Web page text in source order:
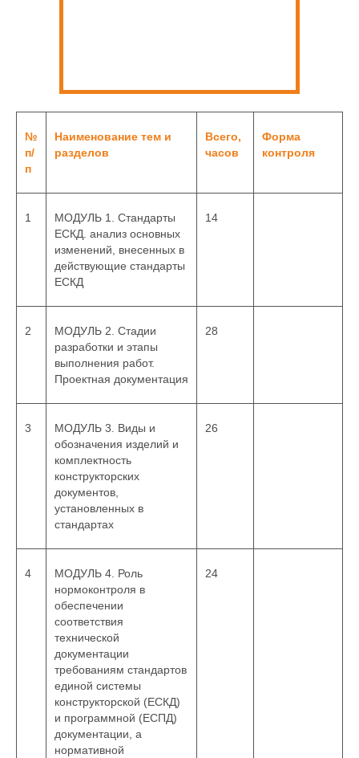
№
п/
п
Наименование тем и
разделов
Всего,
часов
Форма
контроля
1
МОДУЛЬ 1. Стандарты
ЕСКД. анализ основных
изменений, внесенных в
действующие стандарты
ЕСКД
14
2
МОДУЛЬ 2. Стадии
разработки и этапы
выполнения работ.
Проектная документация
28
3
МОДУЛЬ 3. Виды и
обозначения изделий и
комплектность
конструкторских
документов,
установленных в
стандартах
26
4
МОДУЛЬ 4. Роль
нормоконтроля в
обеспечении
соответствия
технической
документации
требованиям стандартов
единой системы
конструкторской (ЕСКД)
и программной (ЕСПД)
документации, а
нормативной
24